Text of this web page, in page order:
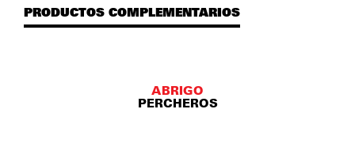
PRODUCTOS COMPLEMENTARIOS
ABRIGO
PERCHEROS